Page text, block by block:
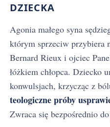
DZIECKA
Agonia małego syna
którym sprzeciw przybiera
Bernard Rieux i ojciec
łóżkiem chłopca. Dziecko
konwulsjach, krzycząc z
teologiczne próby
Zwraca się bezpośrednio do